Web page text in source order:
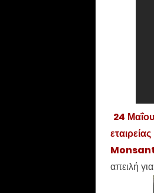
24
εταιρείας
απειλή